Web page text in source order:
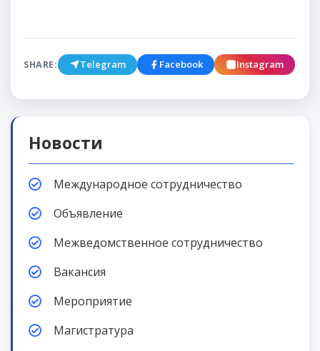
SHARE: Telegram Facebook Instagram
Новости
Международное сотрудничество
Объявление
Межведомственное сотрудничество
Вакансия
Мероприятие
Магистратура